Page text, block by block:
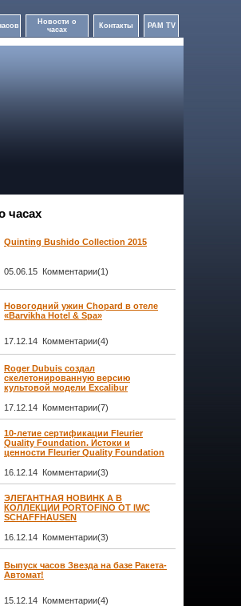
Новости о
часах
Контакты PAM TV
часах
Quinting Bushido Collection 2015
05.06.15 Комментарии(1)
Новогодний ужин Chopard в отеле
«Barvikha Hotel & Spa»
17.12.14 Комментарии(4)
Roger Dubuis создал
скелетонированную версию
культовой модели Excalibur
17.12.14 Комментарии(7)
10-летие сертификации Fleurier
Quality Foundation. Истоки и
ценности Fleurier Quality Foundation
16.12.14 Комментарии(3)
ЭЛЕГАНТНАЯ НОВИНК А В
КОЛЛЕКЦИИ PORTOFINO ОТ IWC
SCHAFFHAUSEN
16.12.14 Комментарии(3)
Выпуск часов Звезда на базе Ракета-
Автомат!
15.12.14 Комментарии(4)